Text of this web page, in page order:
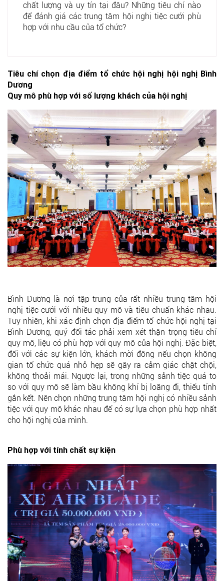
chất lượng và uy tín tại đâu? Những tiêu chí nào
để đánh giá các trung tâm hội nghị tiệc cưới phù
hợp với nhu cầu của tổ chức?
Tiêu chí chọn địa điểm tổ chức hội nghị hội nghị Bình
Dương
Quy mô phù hợp với số lượng khách của hội nghị
Bình Dương là nơi tập trung của rất nhiều trung tâm hội
nghị tiệc cưới với nhiều quy mô và tiêu chuẩn khác nhau.
Tuy nhiên, khi xác định chọn địa điểm tổ chức hội nghị tại
Bình Dương, quý đối tác phải xem xét thận trọng tiêu chí
quy mô, liệu có phù hợp với quy mô của hội nghị. Đặc biệt,
đối với các sự kiện lớn, khách mời đông nếu chọn không
gian tổ chức quá nhỏ hẹp sẽ gây ra cảm giác chật chội,
không thoải mái. Ngược lại, trong những sảnh tiệc quá to
so với quy mô sẽ làm bầu không khí bị loãng đi, thiếu tính
gắn kết. Nên chọn những trung tâm hội nghị có nhiều sảnh
tiệc với quy mô khác nhau để có sự lựa chọn phù hợp nhất
cho hội nghị của mình.
Phù hợp với tính chất sự kiện